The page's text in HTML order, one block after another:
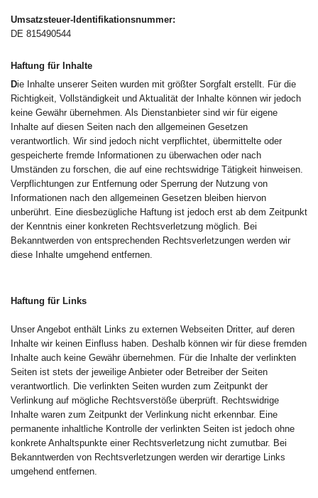
Umsatzsteuer-Identifikationsnummer:
DE 815490544
Haftung für Inhalte
Die Inhalte unserer Seiten wurden mit größter Sorgfalt erstellt. Für die
Richtigkeit, Vollständigkeit und Aktualität der Inhalte können wir jedoch
keine Gewähr übernehmen. Als Dienstanbieter sind wir für eigene
Inhalte auf diesen Seiten nach den allgemeinen Gesetzen
verantwortlich. Wir sind jedoch nicht verpflichtet, übermittelte oder
gespeicherte fremde Informationen zu überwachen oder nach
Umständen zu forschen, die auf eine rechtswidrige Tätigkeit hinweisen.
Verpflichtungen zur Entfernung oder Sperrung der Nutzung von
Informationen nach den allgemeinen Gesetzen bleiben hiervon
unberührt. Eine diesbezügliche Haftung ist jedoch erst ab dem Zeitpunkt
der Kenntnis einer konkreten Rechtsverletzung möglich. Bei
Bekanntwerden von entsprechenden Rechtsverletzungen werden wir
diese Inhalte umgehend entfernen.
Haftung für Links
Unser Angebot enthält Links zu externen Webseiten Dritter, auf deren
Inhalte wir keinen Einfluss haben. Deshalb können wir für diese fremden
Inhalte auch keine Gewähr übernehmen. Für die Inhalte der verlinkten
Seiten ist stets der jeweilige Anbieter oder Betreiber der Seiten
verantwortlich. Die verlinkten Seiten wurden zum Zeitpunkt der
Verlinkung auf mögliche Rechtsverstöße überprüft. Rechtswidrige
Inhalte waren zum Zeitpunkt der Verlinkung nicht erkennbar. Eine
permanente inhaltliche Kontrolle der verlinkten Seiten ist jedoch ohne
konkrete Anhaltspunkte einer Rechtsverletzung nicht zumutbar. Bei
Bekanntwerden von Rechtsverletzungen werden wir derartige Links
umgehend entfernen.